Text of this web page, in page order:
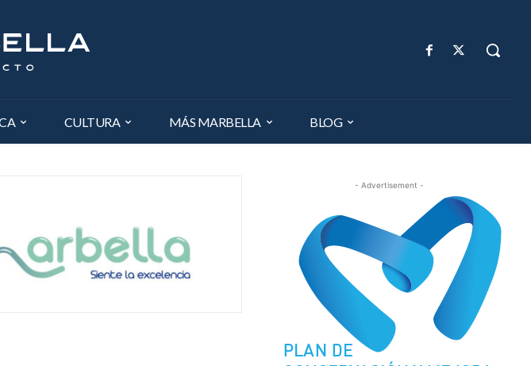
CULTURA MÁS MARBELLA BLOG
- Advertisement -